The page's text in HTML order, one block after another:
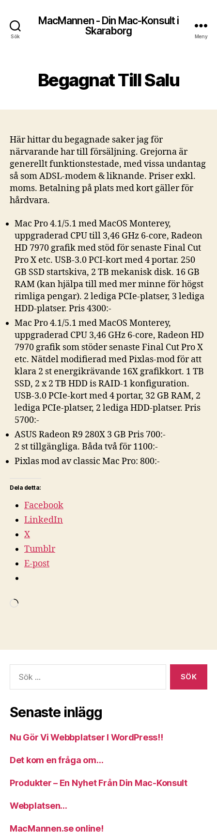
Sök
MacMannen - Din Mac-Konsult i
Skaraborg
Meny
Begagnat Till Salu
Här hittar du begagnade saker jag för
närvarande har till försäljning. Grejorna är
generellt funktionstestade, med vissa undantag
så som ADSL-modem & liknande. Priser exkl.
moms. Betalning på plats med kort gäller för
hårdvara.
Mac Pro 4.1/5.1 med MacOS Monterey,
uppgraderad CPU till 3,46 GHz 6-core, Radeon
HD 7970 grafik med stöd för senaste Final Cut
Pro X etc. USB-3.0 PCI-kort med 4 portar. 250
GB SSD startskiva, 2 TB mekanisk disk. 16 GB
RAM (kan hjälpa till med mer minne för högst
rimliga pengar). 2 lediga PCIe-platser, 3 lediga
HDD-platser. Pris 4300:-
Mac Pro 4.1/5.1 med MacOS Monterey,
uppgraderad CPU 3,46 GHz 6-core, Radeon HD
7970 grafik som stöder senaste Final Cut Pro X
etc. Nätdel modifierad med Pixlas-mod för att
klara 2 st energikrävande 16X grafikkort. 1 TB
SSD, 2 x 2 TB HDD is RAID-1 konfiguration.
USB-3.0 PCIe-kort med 4 portar, 32 GB RAM, 2
lediga PCIe-platser, 2 lediga HDD-platser. Pris
5700:-
ASUS Radeon R9 280X 3 GB Pris 700:-
2 st tillgängliga. Båda två för 1100:-
Pixlas mod av classic Mac Pro: 800:-
Dela detta:
Facebook
LinkedIn
X
Tumblr
E-post
efter:
Senaste inlägg
Nu Gör Vi Webbplatser I WordPress!!
Det kom en fråga om…
Produkter – En Nyhet Från Din Mac-Konsult
Webplatsen…
MacMannen.se online!